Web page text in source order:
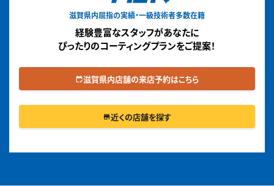
滋賀県内屈指の実績・一級技術者多数在籍
経験豊富なスタッフがあなたに
ぴったりのコーティングプランをご提案！
edit_calendar滋賀県内店舗の来店予約はこちら
store近くの店舗を探す